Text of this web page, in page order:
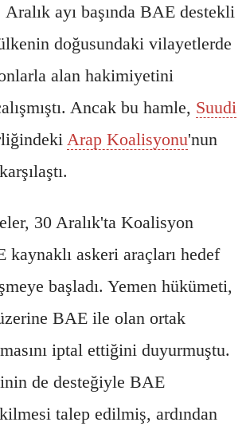
Aralık ayı başında BAE destekli
doğusundaki vilayetlerde
alan hakimiyetini
Ancak bu hamle, Suudi
Arap Koalisyonu'nun
30 Aralık'ta Koalisyon
askeri araçları hedef
başladı. Yemen hükümeti,
BAE ile olan ortak
iptal ettiğini duyurmuştu.
de desteğiyle BAE
talep edilmiş, ardından